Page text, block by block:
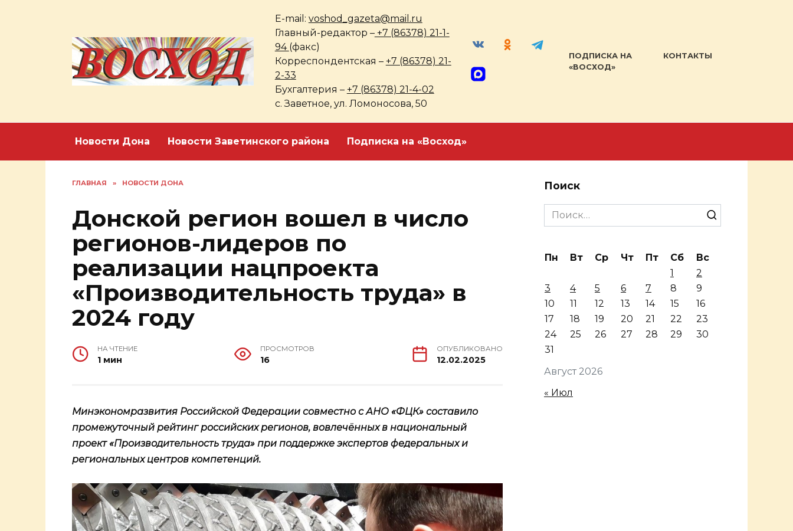
E-mail: voshod_gazeta@mail.ru
Главный-редактор –+7 (86378) 21-1-
94 (факс)
Корреспондентская – +7 (86378) 21-
2-33
Бухгалтерия – +7 (86378) 21-4-02
с. Заветное, ул. Ломоносова, 50
ПОДПИСКА НА
«ВОСХОД»
КОНТАКТЫ
Новости Дона Новости Заветинского района Подписка на «Восход»
ГЛАВНАЯ » НОВОСТИ ДОНА
Донской регион вошел в число
регионов-лидеров по
реализации нацпроекта
«Производительность труда» в
2024 году
НА ЧТЕНИЕ
1 мин
ПРОСМОТРОВ
16
ОПУБЛИКОВАНО
12.02.2025
Минэкономразвития Российской Федерации совместно с АНО «ФЦК» составило
промежуточный рейтинг российских регионов, вовлечённых в национальный
проект «Производительность труда» при поддержке экспертов федеральных и
региональных центров компетенций.
Поиск
Search
for:
Август 2026
Пн Вт Ср Чт Пт Сб
Вс
1
2
3
4 5 6 7 8
9
10
11 12 13 14 15
16
17
18 19 20 21 22
23
24
25 26 27 28 29
30
31
« Июл